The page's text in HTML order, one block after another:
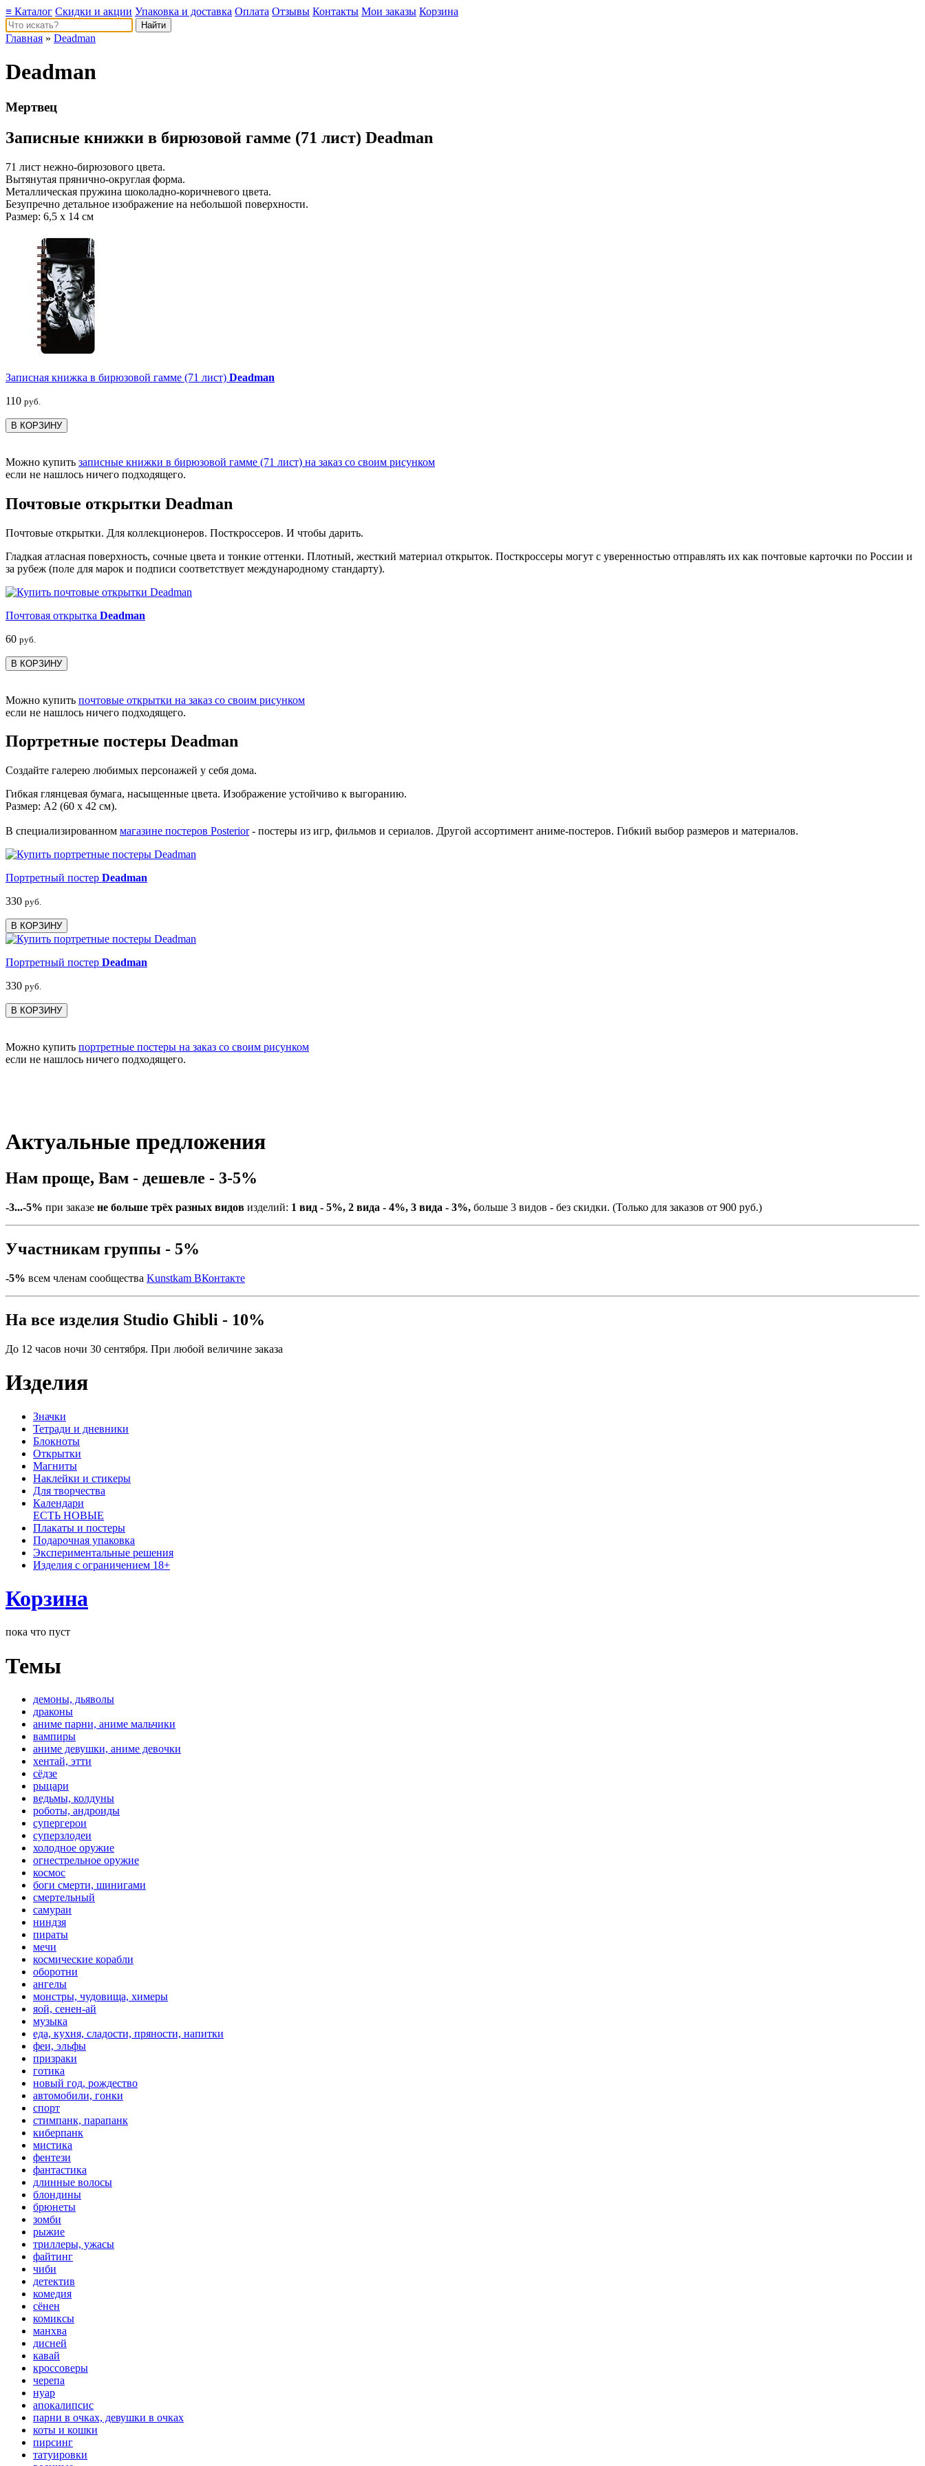
≡ Каталог Скидки и акции Упаковка и доставка Оплата Отзывы Контакты Мои заказы Корзина
Главная » Deadman
Deadman
Мертвец
Записные книжки в бирюзовой гамме (71 лист) Deadman
71 лист нежно-бирюзового цвета.
Вытянутая прянично-округлая форма.
Металлическая пружина шоколадно-коричневого цвета.
Безупречно детальное изображение на небольшой поверхности.
Размер: 6,5 х 14 см
Записная книжка в бирюзовой гамме (71 лист) Deadman
110 руб.
В КОРЗИНУ
Можно купить записные книжки в бирюзовой гамме (71 лист) на заказ со своим рисунком
если не нашлось ничего подходящего.
Почтовые открытки Deadman
Почтовые открытки. Для коллекционеров. Посткроссеров. И чтобы дарить.
Гладкая атласная поверхность, сочные цвета и тонкие оттенки. Плотный, жесткий материал открыток. Посткроссеры могут с уверенностью отправлять их как почтовые карточки по России и
за рубеж (поле для марок и подписи соответствует международному стандарту).
Почтовая открытка Deadman
60 руб.
В КОРЗИНУ
Можно купить почтовые открытки на заказ со своим рисунком
если не нашлось ничего подходящего.
Портретные постеры Deadman
Создайте галерею любимых персонажей у себя дома.
Гибкая глянцевая бумага, насыщенные цвета. Изображение устойчиво к выгоранию.
Размер: А2 (60 х 42 см).
В специализированном магазине постеров Posterior- постеры из игр, фильмов и сериалов. Другой ассортимент аниме-постеров. Гибкий выбор размеров и материалов.
Портретный постер Deadman
330 руб.
В КОРЗИНУ
Портретный постер Deadman
330 руб.
В КОРЗИНУ
Можно купить портретные постеры на заказ со своим рисунком
если не нашлось ничего подходящего.
Актуальные предложения
Нам проще, Вам - дешевле - 3-5%
-3...-5% при заказе не больше трёх разных видов изделий: 1 вид - 5%, 2 вида - 4%, 3 вида - 3%, больше 3 видов - без скидки. (Только для заказов от 900 руб.)
Участникам группы - 5%
-5% всем членам сообщества Kunstkam ВКонтакте
На все изделия Studio Ghibli - 10%
До 12 часов ночи 30 сентября. При любой величине заказа
Изделия
Значки
Тетради и дневники
Блокноты
Открытки
Магниты
Наклейки и стикеры
Для творчества
Календари
ЕСТЬ НОВЫЕ
Плакаты и постеры
Подарочная упаковка
Экспериментальные решения
Изделия с ограничением 18+
Корзина
пока что пуст
Темы
демоны, дьяволы
драконы
аниме парни, аниме мальчики
вампиры
аниме девушки, аниме девочки
хентай, этти
сёдзе
рыцари
ведьмы, колдуны
роботы, андроиды
супергерои
суперзлодеи
холодное оружие
огнестрельное оружие
космос
боги смерти, шинигами
смертельный
самураи
ниндзя
пираты
мечи
космические корабли
оборотни
ангелы
монстры, чудовища, химеры
яой, сенен-ай
музыка
еда, кухня, сладости, пряности, напитки
феи, эльфы
призраки
готика
новый год, рождество
автомобили, гонки
спорт
стимпанк, парапанк
киберпанк
мистика
фентези
фантастика
длинные волосы
блондины
брюнеты
зомби
рыжие
триллеры, ужасы
файтинг
чиби
детектив
комедия
сёнен
комиксы
манхва
дисней
кавай
кроссоверы
черепа
нуар
апокалипсис
парни в очках, девушки в очках
коты и кошки
пирсинг
татуировки